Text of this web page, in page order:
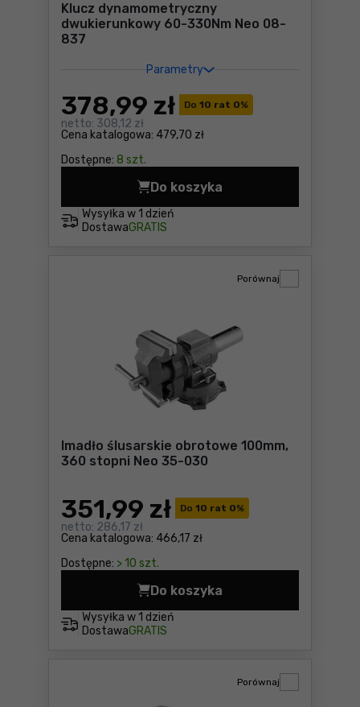
Klucz dynamometryczny
dwukierunkowy 60-330Nm Neo 08-
837
Parametry
Do 10 rat 0%
Cena katalogowa: 479,70 zł
378,99 zł
netto: 308,12 zł
Dostępne: 8 szt.
Wysyłka w 1 dzień
DostawaGRATIS
Do koszyka
Klucz dynamometryczny
Imadło ślusarskie obrotowe 100mm,
360 stopni Neo 35-030
Do 10 rat 0%
Cena katalogowa: 466,17 zł
351,99 zł
netto: 286,17 zł
Dostępne: > 10 szt.
Porównaj
Wysyłka w 1 dzień
DostawaGRATIS
Do koszyka
Imadło ślusarskie
Porównaj